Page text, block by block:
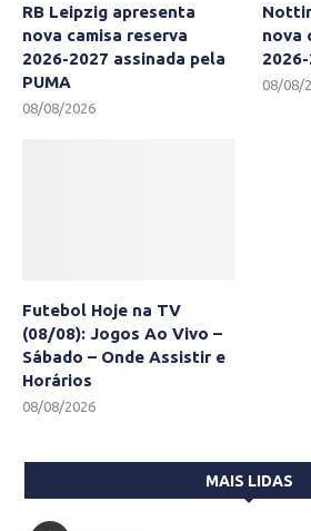
RB Leipzig apresenta
nova camisa reserva
2026-2027 assinada pela
PUMA
08/08/2026
nova
08/08/
Futebol Hoje na TV
(08/08): Jogos Ao Vivo –
Sábado – Onde Assistir e
Horários
08/08/2026
MAIS LIDAS